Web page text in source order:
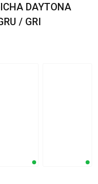
DAYTONA
/ GRI